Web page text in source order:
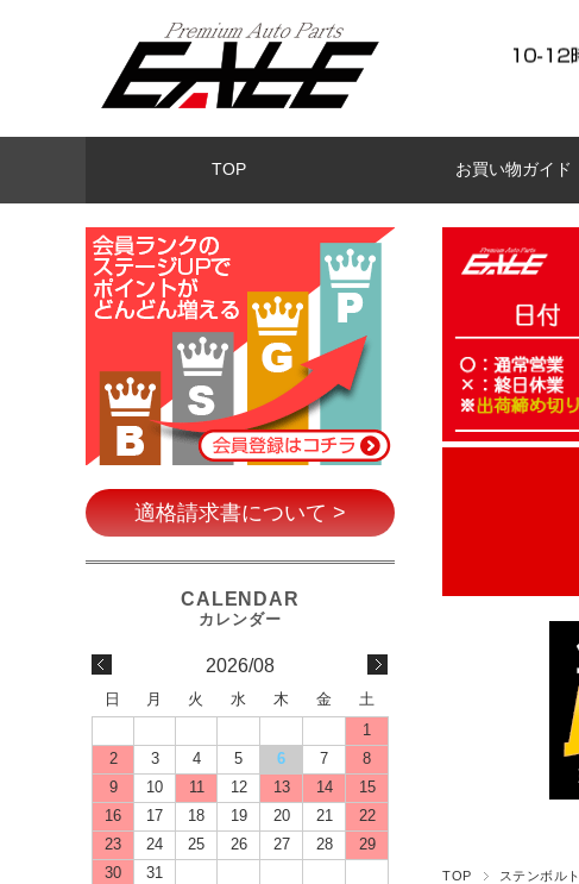
TOP お買い物ガイド
TOP ステンボルト
適格請求書について >
2026/08
日 月 火 水 木 金
土
1
2
3 4 5 6 7
8
9
10 11 12 13 14
15
16
17 18 19 20 21
22
23
24 25 26 27 28
29
30
31